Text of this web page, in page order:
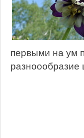
первыми на ум
разноообразие